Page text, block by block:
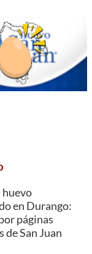
en Durango:
páginas
de San Juan